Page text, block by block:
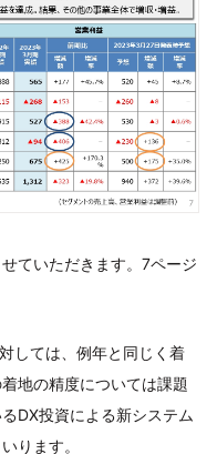
ていただきます。7ページ
しては、例年と同じく着
地の精度については課題
DX投資による新システム
ります。